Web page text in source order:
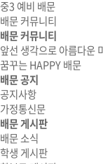
중3 예비 배문
배문 커뮤니티
배문 커뮤니티
앞선 생각으로 아름다운
꿈꾸는 HAPPY 배문
배문 공지
공지사항
가정통신문
배문 게시판
배문 소식
학생 게시판